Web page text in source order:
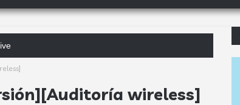
y Dropbox que las empresas debería
wireless]